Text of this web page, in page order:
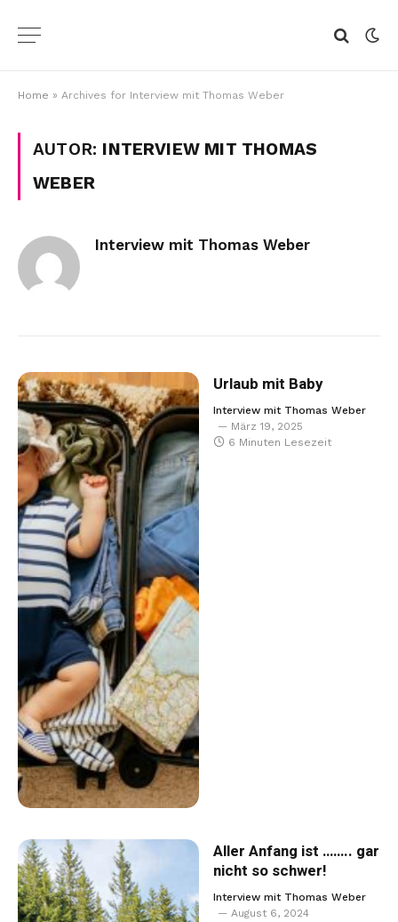
Home » Archives for Interview mit Thomas Weber
AUTOR: INTERVIEW MIT THOMAS
WEBER
Interview mit Thomas Weber
Urlaub mit Baby
Interview mit Thomas Weber
März 19, 2025
6 Minuten Lesezeit
Aller Anfang ist …….. gar
nicht so schwer!
Interview mit Thomas Weber
August 6, 2024